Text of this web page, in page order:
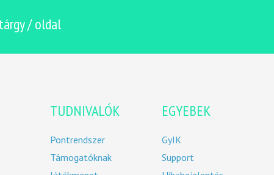
/ oldal
TUDNIVALÓK
Pontrendszer
Támogatóknak
EGYEBEK
GyIK
Support